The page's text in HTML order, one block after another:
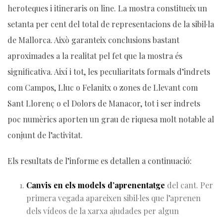
heroteques i itineraris on line. La mostra constitueix un
setanta per cent del total de representacions de la sibil·la
de Mallorca. Això garanteix conclusions bastant
aproximades a la realitat pel fet que la mostra és
significativa. Així i tot, les peculiaritats formals d’indrets
com Campos, Lluc o Felanitx o zones de Llevant com
Sant Llorenç o el Dolors de Manacor, tot i ser indrets
poc numèrics aporten un grau de riquesa molt notable al
conjunt de l’activitat.
Els resultats de l’informe es detallen a continuació:
Canvis en els models d’aprenentatge del cant. Per
primera vegada apareixen sibil·les que l’aprenen
dels vídeos de la xarxa ajudades per algun